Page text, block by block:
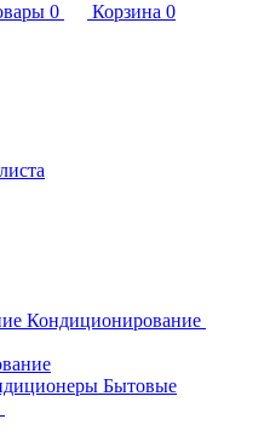
0 Корзина 0
Кондиционирование
Бытовые